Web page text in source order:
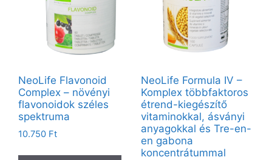
NeoLife Flavonoid
Complex – növényi
flavonoidok széles
spektruma
10.750 Ft
NeoLife Formula IV –
Komplex többfaktoros
étrend-kiegészítő
vitaminokkal, ásványi
anyagokkal és Tre-en-
en gabona
koncentrátummal